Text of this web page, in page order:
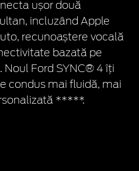
ușor două
incluzând Apple
recunoaștere vocală
bazată pe
Noul Ford SYNC® 4 îți
condus mai fluidă, mai
*****.